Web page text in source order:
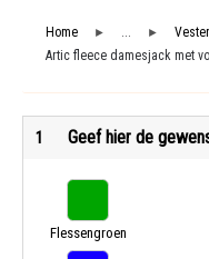
Home ► ... ►
Artic fleece damesjack met
1 Geef hier de
Flessengroen